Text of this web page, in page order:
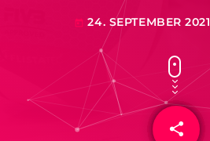
today 24. SEPTEMBER 2021
share
email